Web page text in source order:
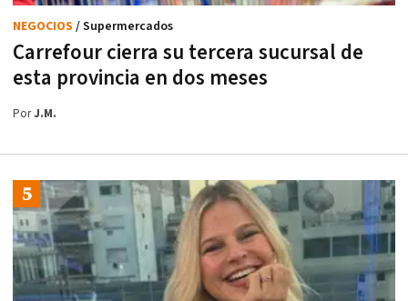
Carrefour cierra su tercera sucursal de
esta provincia en dos meses
NEGOCIOS / Supermercados
PorJ.M.